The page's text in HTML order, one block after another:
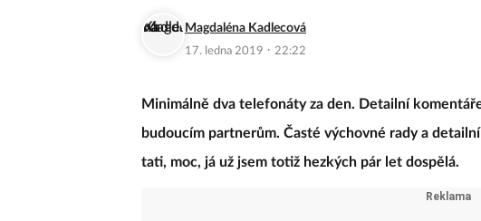
Magdaléna Kadlecová
17. ledna 2019 · 22:22
Minimálně dva telefonáty za den. Detailní
budoucím partnerům. Časté výchovné rady a
tati, moc, já už jsem totiž hezkých pár let dospělá.